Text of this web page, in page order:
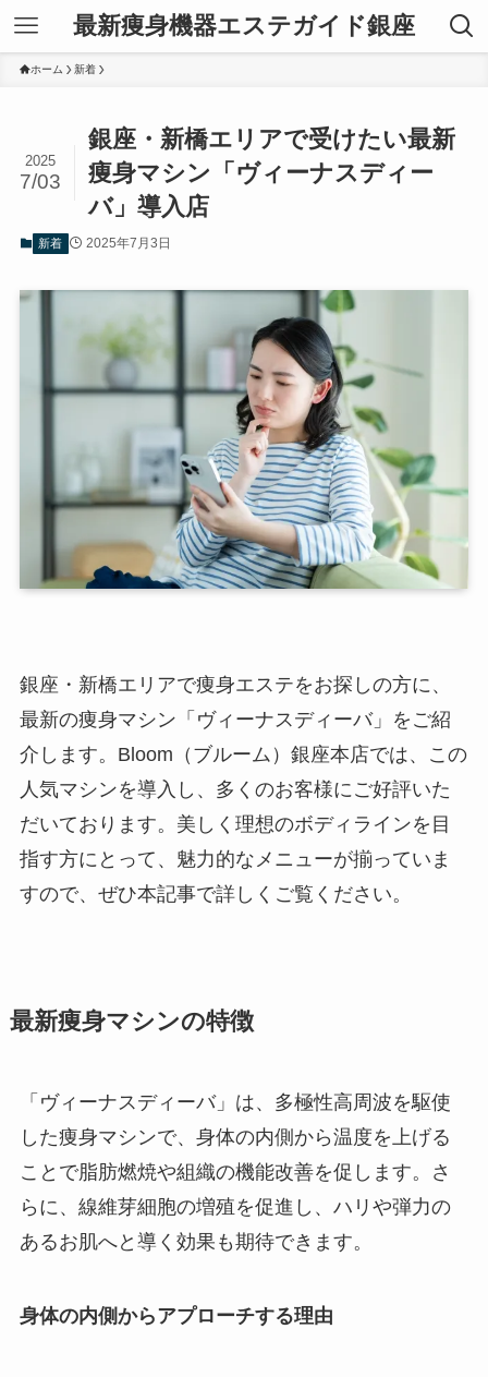
最新痩身機器エステガイド銀座
ホーム 新着
銀座・新橋エリアで受けたい最新
痩身マシン「ヴィーナスディー
バ」導入店
2025
7/03
新着 2025年7月3日
銀座・新橋エリアで痩身エステをお探しの方に、
最新の痩身マシン「ヴィーナスディーバ」をご紹
介します。Bloom（ブルーム）銀座本店では、この
人気マシンを導入し、多くのお客様にご好評いた
だいております。美しく理想のボディラインを目
指す方にとって、魅力的なメニューが揃っていま
すので、ぜひ本記事で詳しくご覧ください。
最新痩身マシンの特徴
「ヴィーナスディーバ」は、多極性高周波を駆使
した痩身マシンで、身体の内側から温度を上げる
ことで脂肪燃焼や組織の機能改善を促します。さ
らに、線維芽細胞の増殖を促進し、ハリや弾力の
あるお肌へと導く効果も期待できます。
身体の内側からアプローチする理由